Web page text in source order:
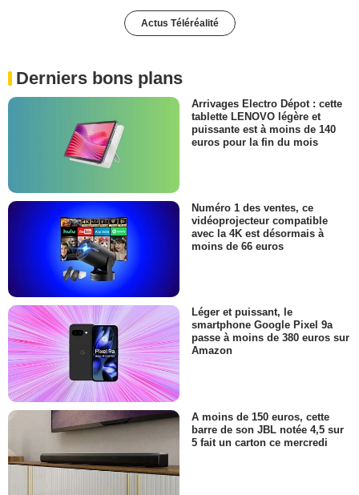
Actus Téléréalité
Derniers bons plans
Arrivages Electro Dépot : cette
tablette LENOVO légère et
puissante est à moins de 140
euros pour la fin du mois
Numéro 1 des ventes, ce
vidéoprojecteur compatible
avec la 4K est désormais à
moins de 66 euros
Léger et puissant, le
smartphone Google Pixel 9a
passe à moins de 380 euros sur
Amazon
A moins de 150 euros, cette
barre de son JBL notée 4,5 sur
5 fait un carton ce mercredi